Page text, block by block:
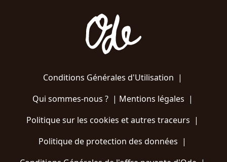
Conditions Générales d'Utilisation |
Qui sommes-nous ?| Mentions légales |
Politique sur les cookies et autres traceurs |
Politique de protection des données |